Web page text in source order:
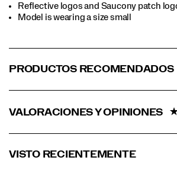
Reflective logos and Saucony patch
Model is wearing a size small
PRODUCTOS RECOMENDADOS
VALORACIONES Y OPINIONES
VISTO RECIENTEMENTE